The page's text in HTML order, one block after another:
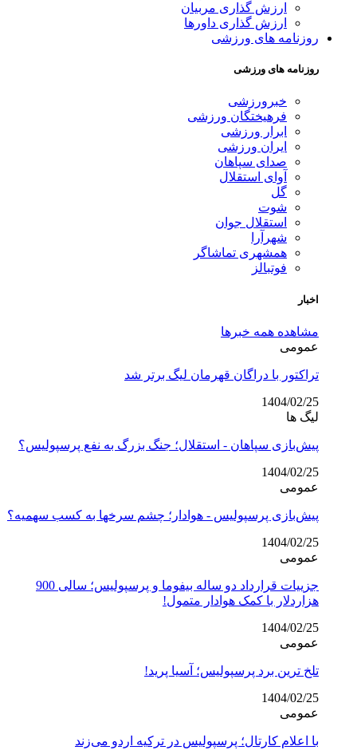
ارزش گذاری مربیان
ارزش گذاری داورها
روزنامه های ورزشی
روزنامه های ورزشی
خبرورزشی
فرهیختگان ورزشی
ابرار ورزشی
ایران ورزشی
صدای سپاهان
آوای استقلال
گل
شوت
استقلال جوان
شهرآرا
همشهری تماشاگر
فوتبالز
اخبار
مشاهده همه خبرها
عمومی
تراکتور با دراگان قهرمان لیگ برتر شد
1404/02/25
لیگ ها
پیش‌بازی سپاهان - استقلال؛ جنگ بزرگ به نفع پرسپولیس؟
1404/02/25
عمومی
پیش‌بازی پرسپولیس - هوادار؛ چشم سرخها به کسب سهمیه؟
1404/02/25
عمومی
جزییات قرارداد دو ساله بیفوما و پرسپولیس؛ سالی 900
هزاردلار با کمک هوادار متمول!
1404/02/25
عمومی
تلخ ترین برد پرسپولیس؛ آسیا پرید!
1404/02/25
عمومی
با اعلام کارتال؛ پرسپولیس در ترکیه اردو می‌زند